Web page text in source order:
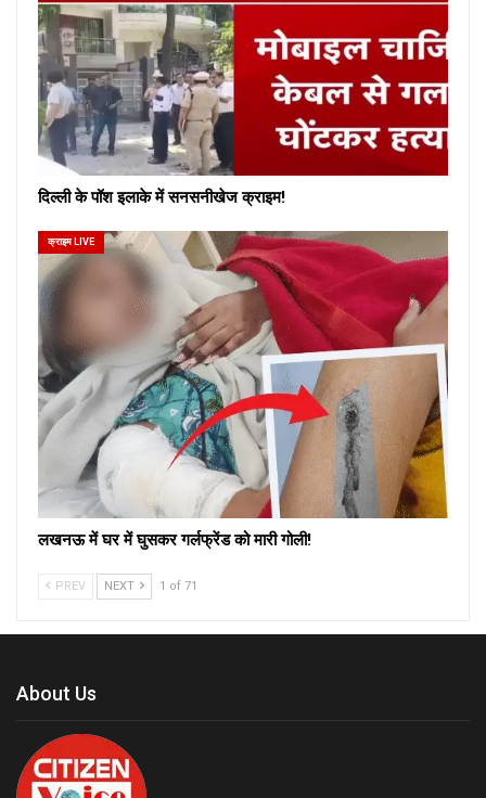
दिल्ली के पॉश इलाके में सनसनीखेज क्राइम!
क्राइम LIVE
लखनऊ में घर में घुसकर गर्लफ्रेंड को मारी गोली!
PREV NEXT 1 of 71
About Us